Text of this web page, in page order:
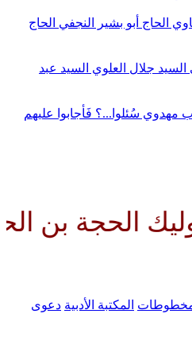
الحاج أبو بشير النجفي الحاج
السيد جلال العلوي السيد عبد
مهدوي سُئلوا...؟ فَأجابوا عليهم
بن
المكتبة الأدبية دعوى